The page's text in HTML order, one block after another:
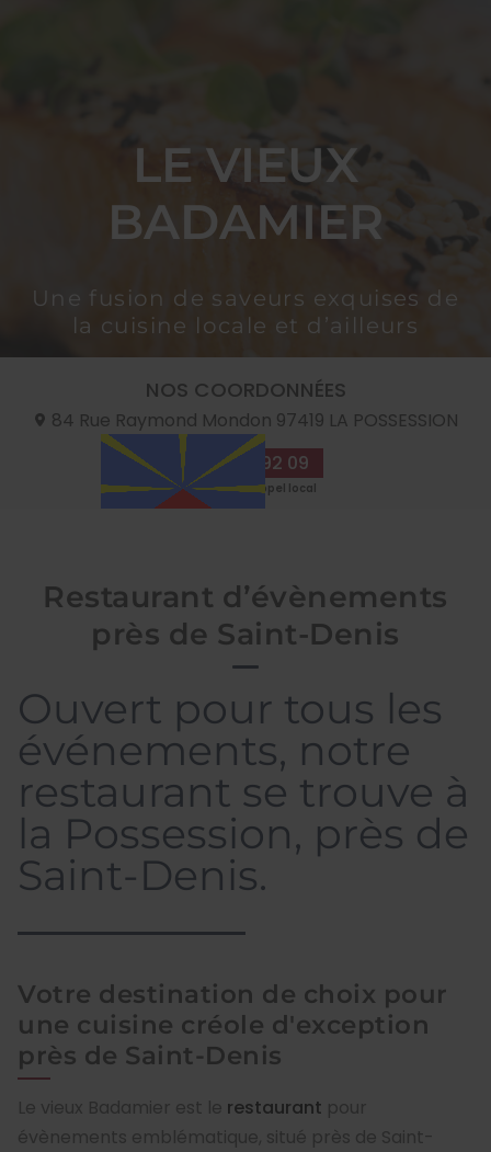
LE VIEUX
BADAMIER
Une fusion de saveurs exquises de
la cuisine locale et d’ailleurs
NOS COORDONNÉES
84 Rue Raymond Mondon 97419 LA POSSESSION
09 70 35 92 09
Restaurant d’évènements
près de Saint-Denis
Ouvert pour tous les
événements, notre
restaurant se trouve à
la Possession, près de
Saint-Denis.
Votre destination de choix pour
une cuisine créole d'exception
près de Saint-Denis
Le vieux Badamier est le restaurant pour
évènements emblématique, situé près de Saint-